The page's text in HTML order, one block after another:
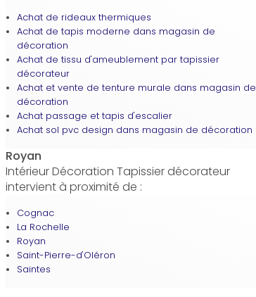
Achat de rideaux thermiques
Achat de tapis moderne dans magasin de
décoration
Achat de tissu d'ameublement par tapissier
décorateur
Achat et vente de tenture murale dans magasin de
décoration
Achat passage et tapis d'escalier
Achat sol pvc design dans magasin de décoration
Royan
Intérieur Décoration Tapissier décorateur
intervient à proximité de :
Cognac
La Rochelle
Royan
Saint-Pierre-d'Oléron
Saintes